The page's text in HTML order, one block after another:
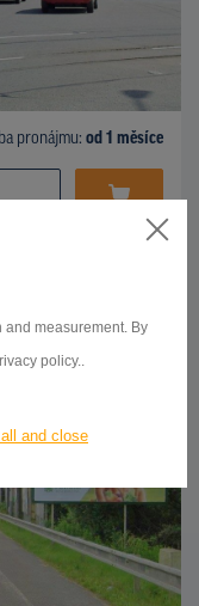
measurement. By
policy..
and close
pronájmu: od 1 měsíce
ID 9824